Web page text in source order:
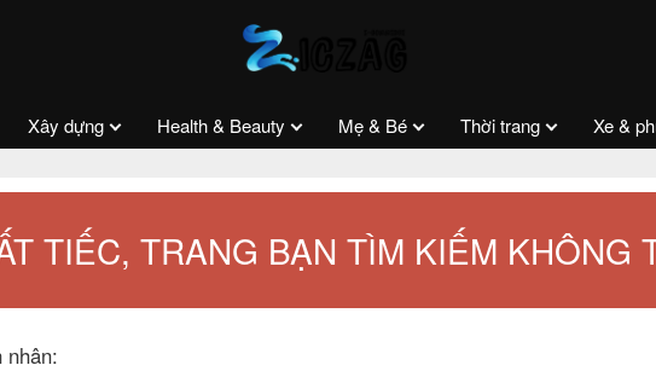
Xây dựng Health & Beauty Mẹ & Bé Thời trang Xe &
TIẾC, TRANG BẠN TÌM KIẾM KHÔNG
nhân: